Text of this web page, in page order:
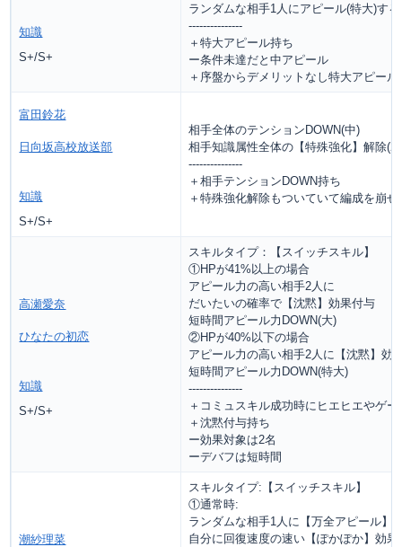
知識
S+/S+
ランダムな相手1人にアピール(特大)する
---------------
＋特大アピール持ち
ー条件未達だと中アピール
＋序盤からデメリットなし特大アピー
富田鈴花
日向坂高校放送部
知識
S+/S+
相手全体のテンションDOWN(中)
相手知識属性全体の【特殊強化】解除(2
---------------
＋相手テンションDOWN持ち
＋特殊強化解除もついていて編成を崩せ
高瀬愛奈
ひなたの初恋
知識
S+/S+
スキルタイプ：【スイッチスキル】
①HPが41%以上の場合
アピール力の高い相手2人に
だいたいの確率で【沈黙】効果付与
短時間アピール力DOWN(大)
②HPが40%以下の場合
アピール力の高い相手2人に【沈黙】効
短時間アピール力DOWN(特大)
---------------
＋コミュスキル成功時にヒエヒエやゲ
＋沈黙付与持ち
ー効果対象は2名
ーデバフは短時間
潮紗理菜
スキルタイプ:【スイッチスキル】
①通常時:
ランダムな相手1人に【万全アピール】(
自分に回復速度の速い【ぽかぽか】効果